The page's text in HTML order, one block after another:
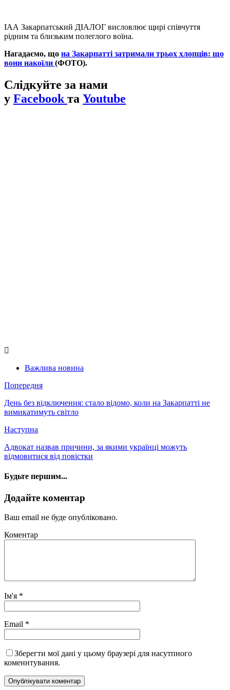
ІАА Закарпатський ДІАЛОГ висловлює щирі співчуття
рідним та близьким полеглого воїна.
Нагадаємо, що на Закарпатті затримали трьох хлопців: що
вони накоїли (ФОТО).
Слідкуйте за нами
у Facebook та Youtube
Важлива новина
Попередня
День без відключення: стало відомо, коли на Закарпатті не
вимикатимуть світло
Наступна
Адвокат назвав причини, за якими українці можуть
відмовитися від повістки
Будьте першим...
Додайте коментар
Ваш email не буде опубліковано.
Коментар
Ім'я *
Email *
Зберегти мої дані у цьому браузері для насутпного
коменнтування.